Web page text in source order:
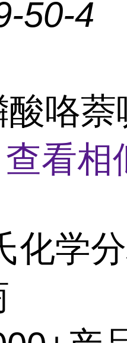
50-4
咯萘
查看相
化学